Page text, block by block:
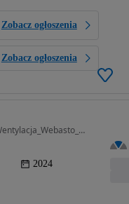
Zobacz ogłoszenia
Zobacz ogłoszenia
2967 cm3 • 286 KM • SkrętnaOś_B&O_HeadUp_Matrix_Masaże_Wentylacja_Webasto_NightVision_FV
2024